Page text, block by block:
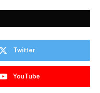
Twitter
YouTube